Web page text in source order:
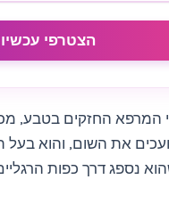
הצטרפי עכשיו
החזקים בטבע,
את השום, והוא בעל
נספג דרך כפות